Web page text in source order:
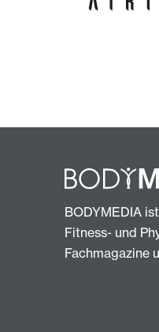
BODYMEDIA
Fitness- und
Fachmagazine